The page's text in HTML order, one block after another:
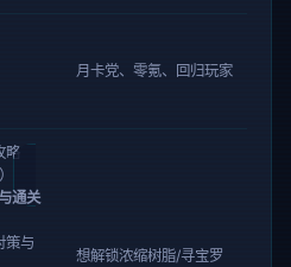
月卡党、零氪、回归玩家
略
通关
策与
想解锁浓缩树脂/寻宝罗